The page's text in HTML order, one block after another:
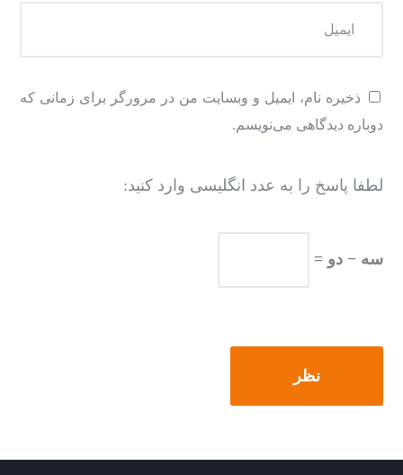
ذخیره نام، ایمیل و وبسایت من در مرورگر برای زمانی که
دوباره دیدگاهی می‌نویسم.
لطفا پاسخ را به عدد انگلیسی وارد کنید:
سه − دو =